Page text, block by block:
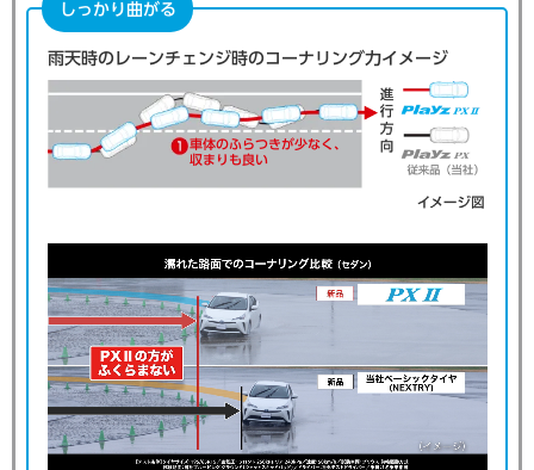
しっかり曲がる
雨天時のレーンチェンジ時のコーナリング力イメージ
車体のふらつきが少なく、
収まりも良い